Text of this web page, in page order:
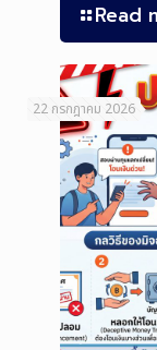
Read
22 กรกฎาคม 2026